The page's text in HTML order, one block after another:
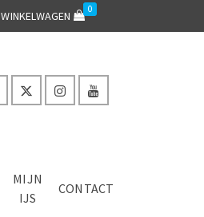
WINKELWAGEN 0
MIJN
IJS
CONTACT